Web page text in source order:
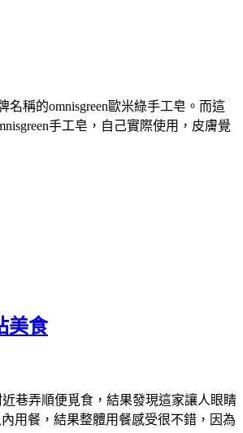
稱的omnisgreen歐米綠手工皂。而這
手工皂，自己實際使用，皮膚覺
美食
巷弄順便覓食，結果發現這家讓人眼睛
用餐，結果整體用餐感受很不錯，因為